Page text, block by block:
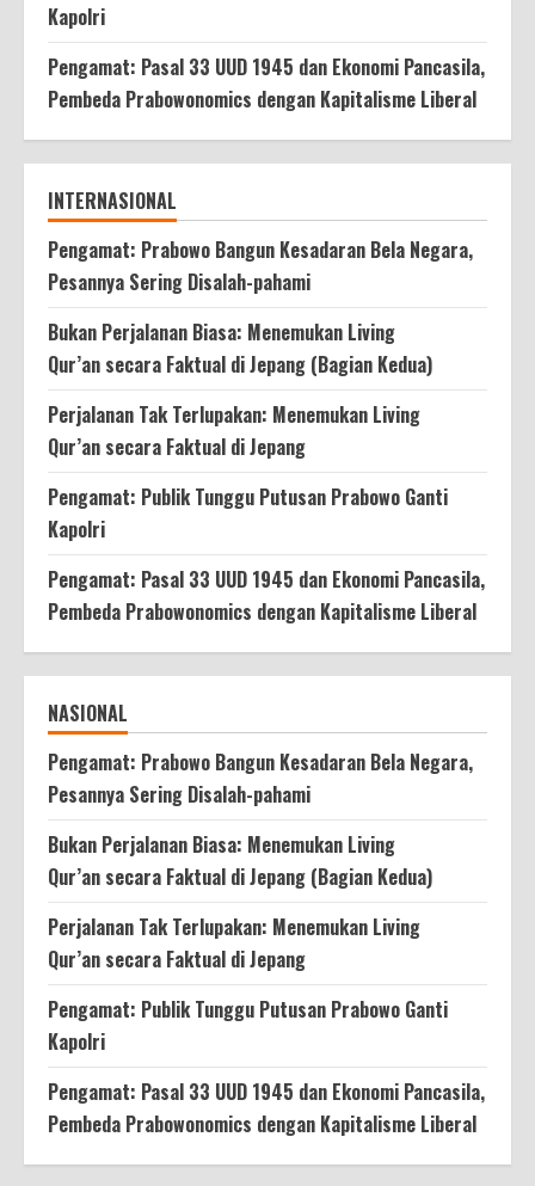
Kapolri
Pengamat: Pasal 33 UUD 1945 dan Ekonomi Pancasila,
Pembeda Prabowonomics dengan Kapitalisme Liberal
INTERNASIONAL
Pengamat: Prabowo Bangun Kesadaran Bela Negara,
Pesannya Sering Disalah-pahami
Bukan Perjalanan Biasa: Menemukan Living
Qur’an secara Faktual di Jepang (Bagian Kedua)
Perjalanan Tak Terlupakan: Menemukan Living
Qur’an secara Faktual di Jepang
Pengamat: Publik Tunggu Putusan Prabowo Ganti
Kapolri
Pengamat: Pasal 33 UUD 1945 dan Ekonomi Pancasila,
Pembeda Prabowonomics dengan Kapitalisme Liberal
NASIONAL
Pengamat: Prabowo Bangun Kesadaran Bela Negara,
Pesannya Sering Disalah-pahami
Bukan Perjalanan Biasa: Menemukan Living
Qur’an secara Faktual di Jepang (Bagian Kedua)
Perjalanan Tak Terlupakan: Menemukan Living
Qur’an secara Faktual di Jepang
Pengamat: Publik Tunggu Putusan Prabowo Ganti
Kapolri
Pengamat: Pasal 33 UUD 1945 dan Ekonomi Pancasila,
Pembeda Prabowonomics dengan Kapitalisme Liberal